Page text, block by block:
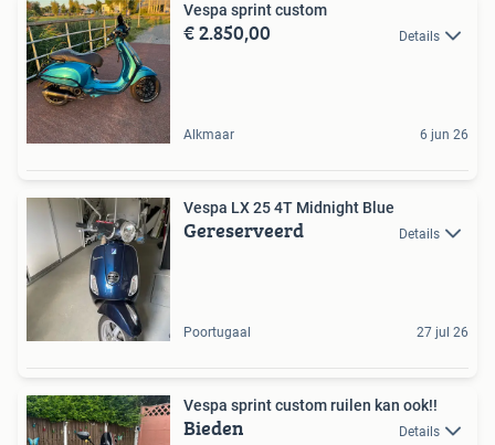
Vespa sprint custom
€ 2.850,00 Details
Alkmaar 6 jun 26
Vespa LX 25 4T Midnight Blue
Gereserveerd Details
Poortugaal 27 jul 26
Vespa sprint custom ruilen kan ook!!
Bieden Details